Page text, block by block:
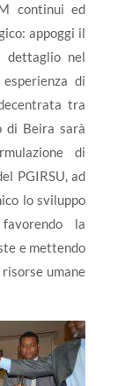
continui ed
appoggi il
dettaglio nel
di
tra
di Beira sarà
di
PGIRSU, ad
lo sviluppo
la
e mettendo
umane